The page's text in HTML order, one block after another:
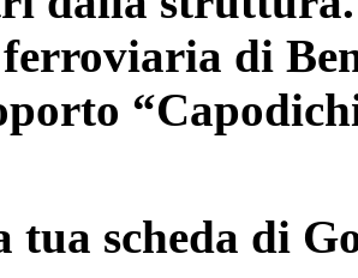
di
scheda di